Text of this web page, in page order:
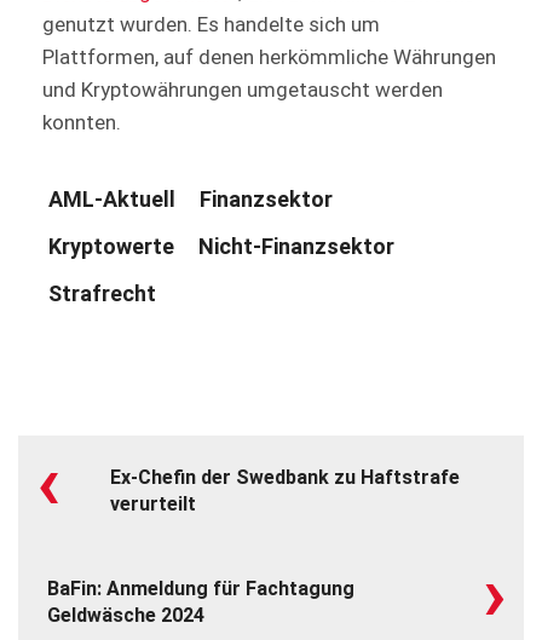
genutzt wurden. Es handelte sich um
Plattformen, auf denen herkömmliche Währungen
und Kryptowährungen umgetauscht werden
konnten.
AML-Aktuell
Finanzsektor
Kryptowerte
Nicht-Finanzsektor
Strafrecht
‹
Ex-Chefin der Swedbank zu Haftstrafe
verurteilt
BaFin: Anmeldung für Fachtagung
Geldwäsche 2024
›